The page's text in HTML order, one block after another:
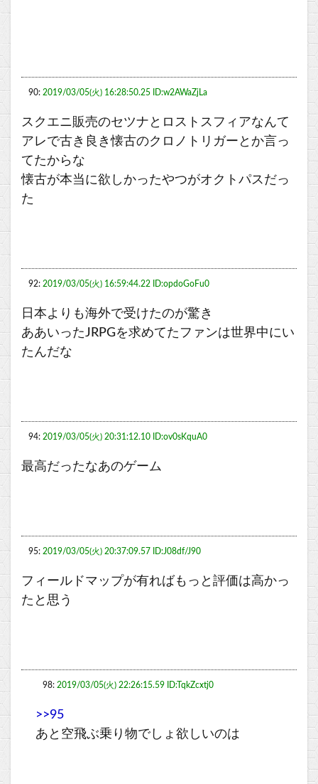
90: 2019/03/05(火) 16:28:50.25 ID:w2AWaZjLa
スクエニ販売のセツナとロストスフィアなんて
アレで古き良き懐古のクロノトリガーとか言っ
てたからな
懐古が本当に欲しかったやつがオクトパスだっ
た
92: 2019/03/05(火) 16:59:44.22 ID:opdoGoFu0
日本よりも海外で受けたのが驚き
ああいったJRPGを求めてたファンは世界中にい
たんだな
94: 2019/03/05(火) 20:31:12.10 ID:ov0sKquA0
最高だったなあのゲーム
95: 2019/03/05(火) 20:37:09.57 ID:J08df/J90
フィールドマップが有ればもっと評価は高かっ
たと思う
98: 2019/03/05(火) 22:26:15.59 ID:TqkZcxtj0
>>95
あと空飛ぶ乗り物でしょ欲しいのは